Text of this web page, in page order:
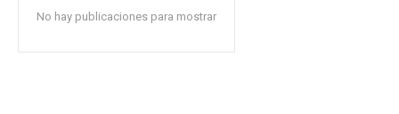
No hay publicaciones para mostrar